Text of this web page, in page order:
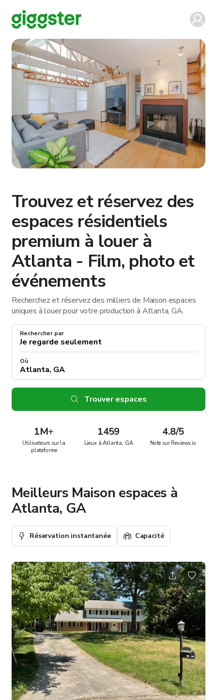
Trouvez et réservez des
espaces résidentiels
premium à louer à
Atlanta - Film, photo et
événements
Recherchez et réservez des milliers de Maison espaces
uniques à louer pour votre production à Atlanta, GA.
Rechercher par
Où
Trouver espaces
1M+
Utilisateurs sur la
plateforme
1459
Lieux à Atlanta, GA
4.8/5
Note sur Reviews.io
Meilleurs Maison espaces à
Atlanta, GA
Réservation instantanée Capacité